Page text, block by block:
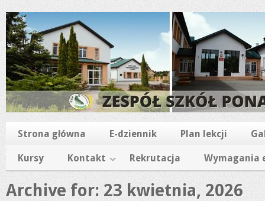
Strona główna E-dziennik Plan lekcji
Kursy Kontakt Rekrutacja Wymagania
Archive for: 23 kwietnia, 2026